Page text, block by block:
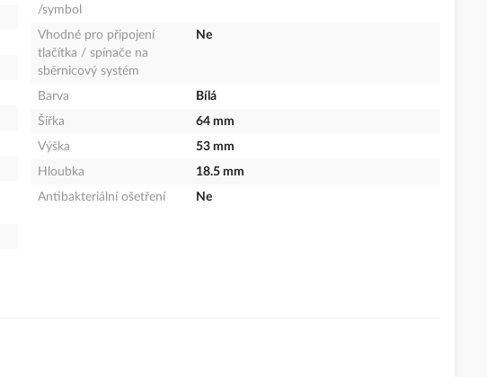
/symbol
Vhodné pro připojení
tlačítka / spínače na
sběrnicový systém
Ne
Barva
Bílá
Šířka
64 mm
Výška
53 mm
Hloubka
18.5 mm
Antibakteriální ošetření
Ne